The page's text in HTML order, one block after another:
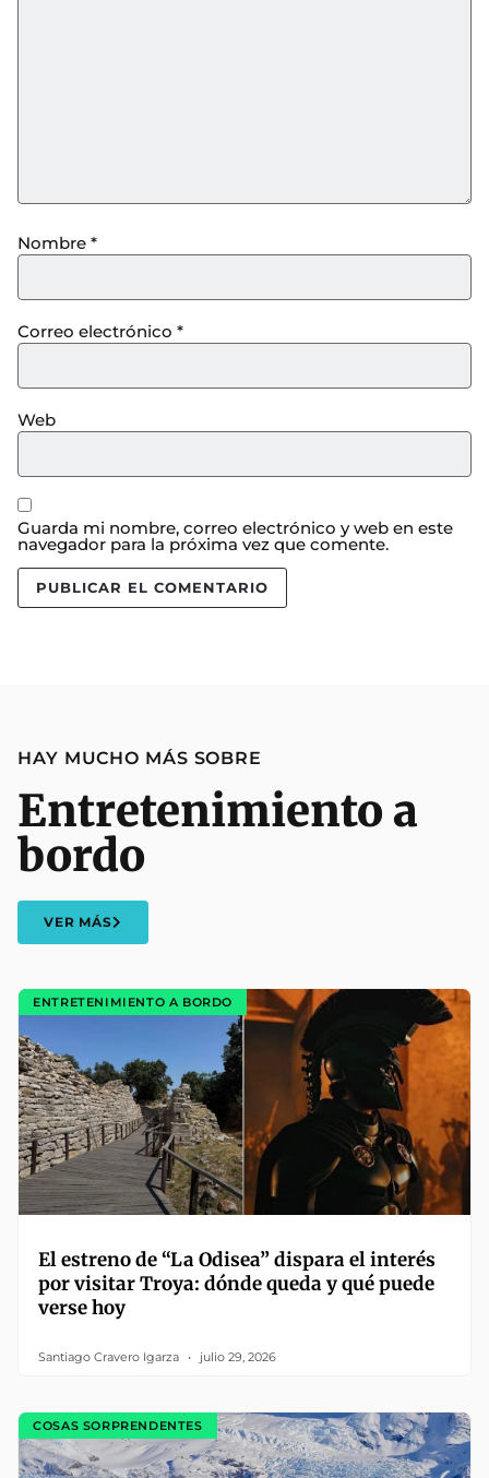
Nombre *
Correo electrónico *
Web
Guarda mi nombre, correo electrónico y web en este
navegador para la próxima vez que comente.
HAY MUCHO MÁS SOBRE
Entretenimiento a
bordo
VER MÁS
ENTRETENIMIENTO A BORDO
El estreno de “La Odisea” dispara el interés
por visitar Troya: dónde queda y qué puede
verse hoy
Santiago Cravero Igarza julio 29, 2026
COSAS SORPRENDENTES